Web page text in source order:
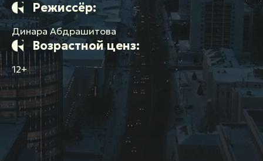
Режиссёр:
Динара Абдрашитова
Возрастной ценз:
12+